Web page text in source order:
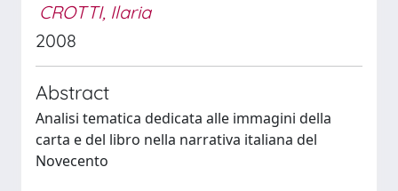
CROTTI, Ilaria
2008
Abstract
Analisi tematica dedicata alle immagini della
carta e del libro nella narrativa italiana del
Novecento